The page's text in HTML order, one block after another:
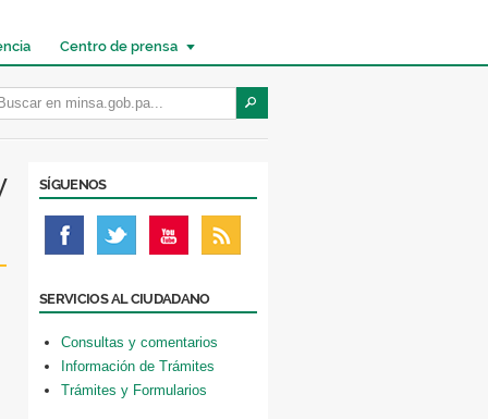
Centro de prensa
SÍGUENOS
SERVICIOS AL CIUDADANO
Consultas y comentarios
Información de Trámites
Trámites y Formularios